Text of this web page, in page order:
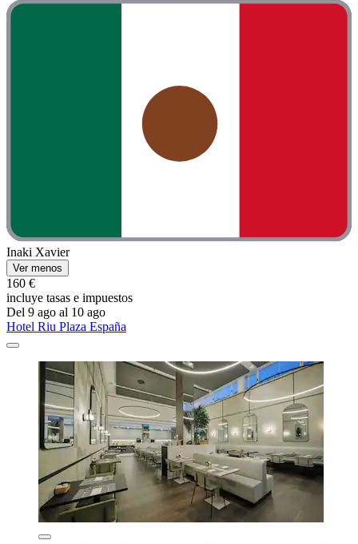
Inaki Xavier
Ver menos
160 €
incluye tasas e impuestos
Del 9 ago al 10 ago
Hotel Riu Plaza España